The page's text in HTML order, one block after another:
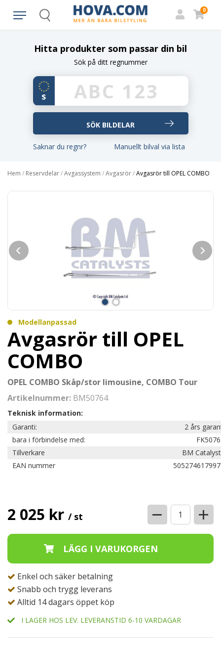
Search
0
Hitta produkter som passar din bil
Sök på ditt regnummer
Saknar du regnr? Manuellt bilval via lista
Hem / Reservdelar/Avgassystem /Avgasrör/Avgasrör till OPEL COMBO
Modellanpassad
Avgasrör till OPEL
COMBO
OPEL COMBO Skåp/stor limousine, COMBO Tour
Artikelnummer: BM50764
Teknisk information:
Garanti:
2 års
bara i förbindelse med:
Tillverkare
BM
EAN nummer
2 025 kr / st − +
Enkel och säker betalning
Snabb och trygg leverans
Alltid 14 dagars öppet köp
I LAGER HOS LEV. LEVERANSTID 6-10 VARDAGAR